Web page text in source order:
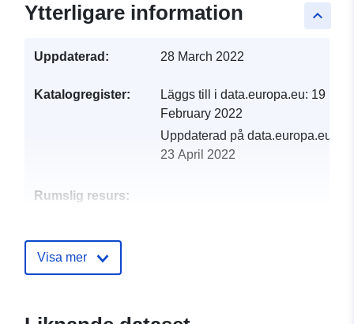
keyboard_arrow_up
Ytterligare information
Uppdaterad: 28 March 2022
Katalogregister: Läggs till i data.europa.eu: 19
February 2022
Uppdaterad på data.europa.eu:
23 April 2022
Rumslig resurs:
Visa mer